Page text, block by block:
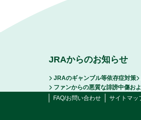
JRAからのお知らせ
JRAのギャンブル等依存症対策
ファンからの悪質な誹謗中傷お
FAQ/お問い合わせ
サイトマッ